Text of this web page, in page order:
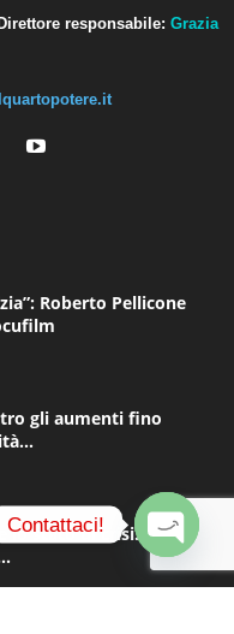
Direttore responsabile: Grazia
Roberto Pellicone
gli aumenti fino
lo stato di crisi. Loiodice:
Contattaci!
O